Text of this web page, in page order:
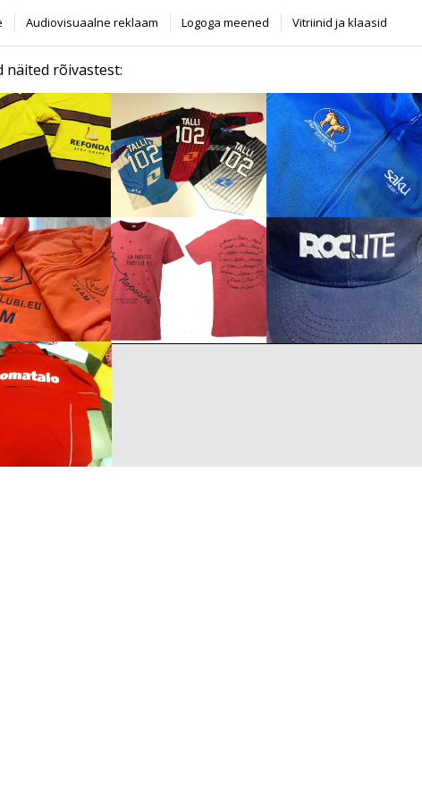
Audiovisuaalne reklaam Logoga meened Vitriinid ja klaasid
näited rõivastest: